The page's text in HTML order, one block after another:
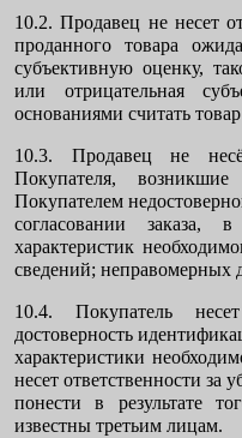
10.2. Продавец не несет
проданного товара
субъективную оценку,
или отрицательная
основаниями считать
10.3. Продавец не
Покупателя, возникшие
Покупателем
согласовании заказа,
характеристик
сведений; неправомерных
10.4. Покупатель
достоверность
характеристики
несет ответственности за
понести в результате
известны третьим лицам.